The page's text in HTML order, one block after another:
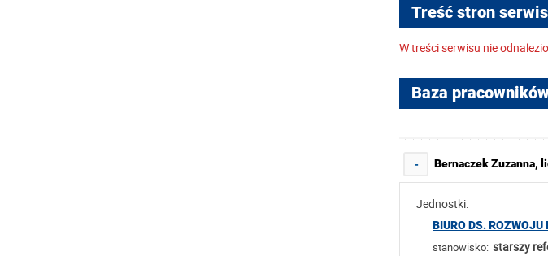
Treść stron
W treści serwisu nie
Baza
- Bernaczek Zuzanna,
Jednostki:
BIURO DS.
stanowisko: starszy